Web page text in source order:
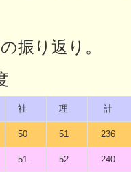
振り返り。
社 理 計
50 51 236
51 52 240